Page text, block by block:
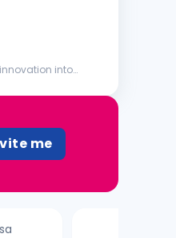
into
me